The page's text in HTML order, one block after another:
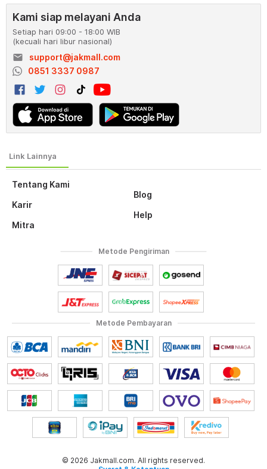
Tentang Kami
Karir
Mitra
Blog
Help
Kami siap melayani Anda
Setiap hari 09:00 - 18:00 WIB
(kecuali hari libur nasional)
email
support@jakmall.com
0851 3337 0987
Metode Pembayaran
Metode Pengiriman
© 2026 Jakmall.com. All rights reserved.